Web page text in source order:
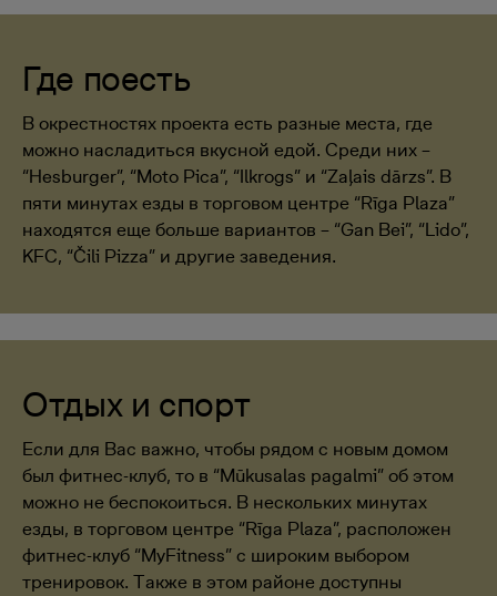
Где поесть
В окрестностях проекта есть разные места, где
можно насладиться вкусной едой. Среди них –
“Hesburger”, “Moto Pica”, “Ilkrogs” и “Zaļais dārzs”. В
пяти минутах езды в торговом центре “Rīga Plaza”
находятся еще больше вариантов – “Gan Bei”, “Lido”,
KFC, “Čili Pizza” и другие заведения.
Отдых и спорт
Если для Вас важно, чтобы рядом с новым домом
был фитнес-клуб, то в “Mūkusalas pagalmi” об этом
можно не беспокоиться. В нескольких минутах
езды, в торговом центре “Rīga Plaza”, расположен
фитнес-клуб “MyFitness” с широким выбором
тренировок. Также в этом районе доступны